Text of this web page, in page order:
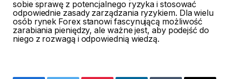
sobie sprawę z potencjalnego ryzyka i stosować
odpowiednie zasady zarządzania ryzykiem. Dla wielu
osób rynek Forex stanowi fascynującą możliwość
zarabiania pieniędzy, ale ważne jest, aby podejść do
niego z rozwagą i odpowiednią wiedzą.